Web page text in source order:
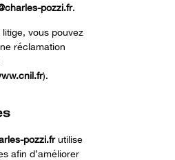
pozzi.fr.
litige, vous pouvez
réclamation
).
pozzi.frutilise
afin d’améliorer